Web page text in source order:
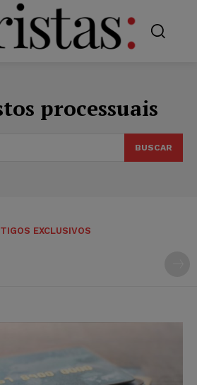
processuais
BUSCAR
EXCLUSIVOS